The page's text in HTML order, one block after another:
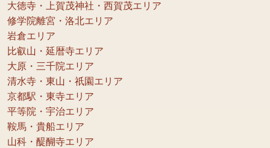
大徳寺・上賀茂神社・西賀茂エリア
修学院離宮・洛北エリア
岩倉エリア
比叡山・延暦寺エリア
大原・三千院エリア
清水寺・東山・祇園エリア
京都駅・東寺エリア
平等院・宇治エリア
鞍馬・貴船エリア
山科・醍醐寺エリア